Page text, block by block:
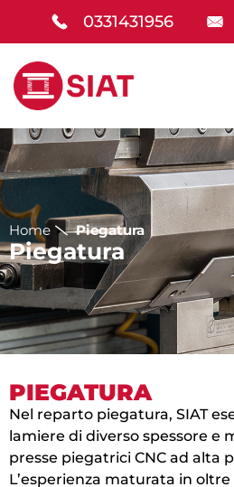
0331431956
Home Piegatura
Piegatura
PIEGATURA
Nel reparto piegatura, SIAT
lamiere di diverso spessore e
presse piegatrici CNC ad alta
L’esperienza maturata in